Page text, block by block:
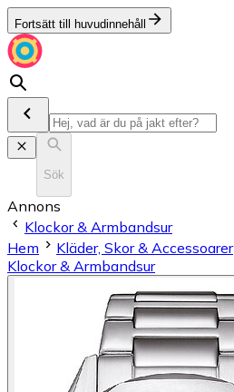
Fortsätt till huvudinnehåll
Sök
Annons
Klockor & Armbandsur
Hem
Kläder, Skor & Accessoarer
Klockor & Armbandsur